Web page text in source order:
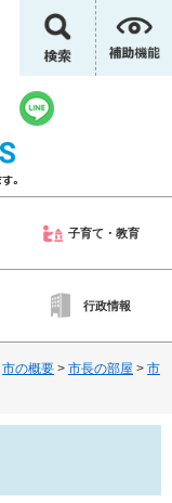
子育て・教育
行政情報
市の概要 > 市長の部屋 > 市